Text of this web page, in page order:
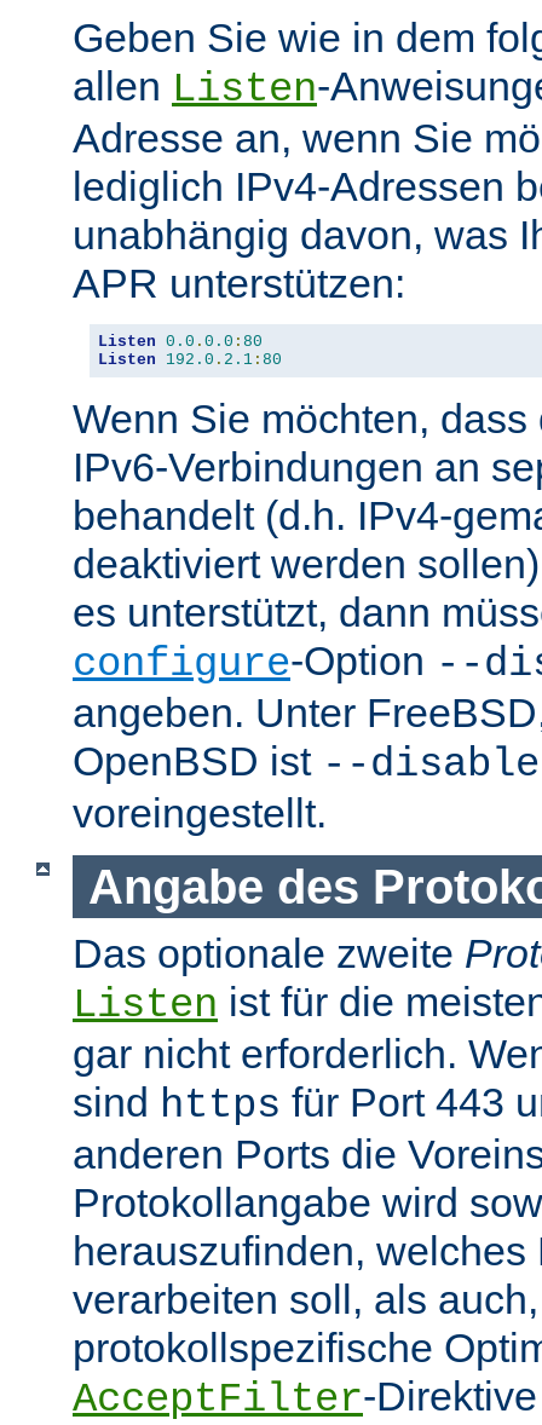
Geben Sie wie in dem
allen Listen-
Adresse an, wenn Sie
lediglich IPv4-Adressen
unabhängig davon, was
APR unterstützen:
Listen 0.0 . 0.0 : 80
Listen
192.0 . 2.1 : 80
Wenn Sie möchten,
IPv6-Verbindungen an
behandelt (d.h. IPv4-
deaktiviert werden
es unterstützt, dann
configure-Option --
angeben. Unter
OpenBSD ist --
voreingestellt.
Angabe des
Das optionale zweite
Listen ist für die
gar nicht erforderlich.
sind https für Port 443
anderen Ports die
Protokollangabe wird
herauszufinden, welches
verarbeiten soll, als
protokollspezifische
AcceptFilter-